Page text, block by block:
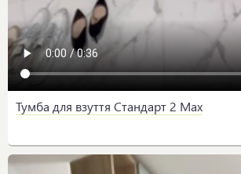
Тумба для взуття Стандарт 2 Max